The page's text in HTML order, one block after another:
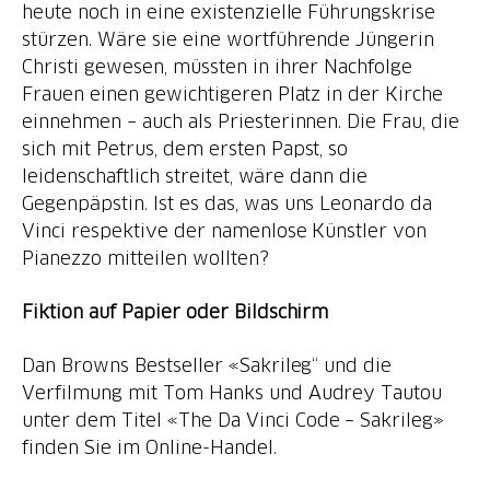
heute noch in eine existenzielle Führungskrise
stürzen. Wäre sie eine wortführende Jüngerin
Christi gewesen, müssten in ihrer Nachfolge
Frauen einen gewichtigeren Platz in der Kirche
einnehmen – auch als Priesterinnen. Die Frau, die
sich mit Petrus, dem ersten Papst, so
leidenschaftlich streitet, wäre dann die
Gegenpäpstin. Ist es das, was uns Leonardo da
Vinci respektive der namenlose Künstler von
Pianezzo mitteilen wollten?
Fiktion auf Papier oder Bildschirm
Dan Browns Bestseller «Sakrileg“ und die
Verfilmung mit Tom Hanks und Audrey Tautou
unter dem Titel «The Da Vinci Code – Sakrileg»
finden Sie im Online-Handel.